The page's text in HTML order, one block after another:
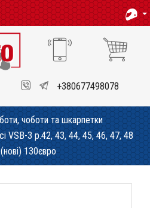
+380677498078
чоботи та шкарпетки
VSB-3 р.42, 43, 44, 45, 46, 47, 48
(нові) 130євро